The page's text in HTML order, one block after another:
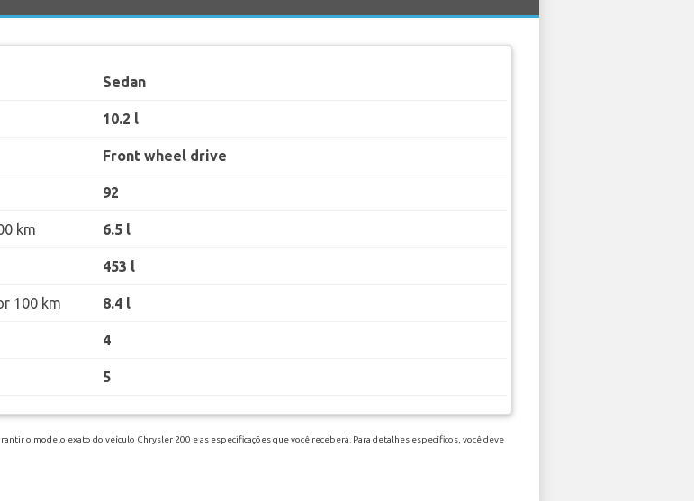
Sedan
10.2 l
Front wheel drive
92
km 6.5 l
453 l
100 km 8.4 l
4
5
o modelo exato do veículo Chrysler 200 e as especificações que você receberá. Para detalhes específicos, você deve